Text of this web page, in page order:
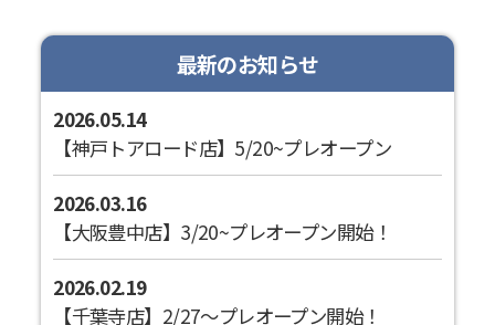
最新のお知らせ
2026.05.14
【神戸トアロード店】5/20~プレオープン
2026.03.16
【大阪豊中店】3/20~プレオープン開始！
2026.02.19
【千葉寺店】2/27～プレオープン開始！